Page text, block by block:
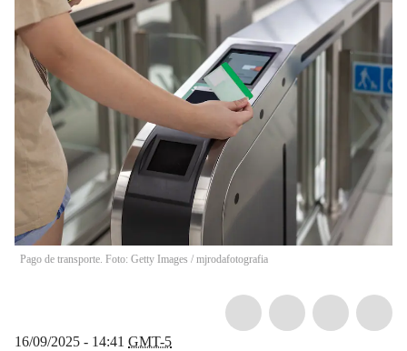
Pago de transporte. Foto: Getty Images / mjrodafotografia
16/09/2025 - 14:41 GMT-5